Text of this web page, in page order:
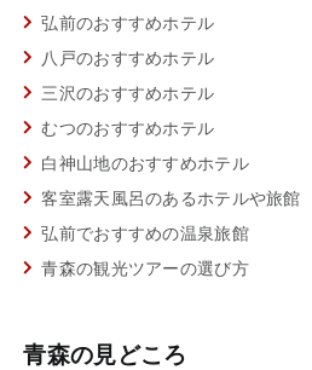
弘前のおすすめホテル
八戸のおすすめホテル
三沢のおすすめホテル
むつのおすすめホテル
白神山地のおすすめホテル
客室露天風呂のあるホテルや旅館
弘前でおすすめの温泉旅館
青森の観光ツアーの選び方
青森の見どころ